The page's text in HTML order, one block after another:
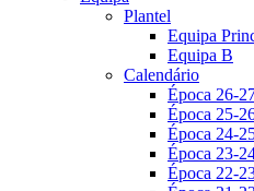
Plantel
Equipa
Equipa B
Calendário
Época 26-
Época 25-
Época 24-
Época 23-
Época 22-